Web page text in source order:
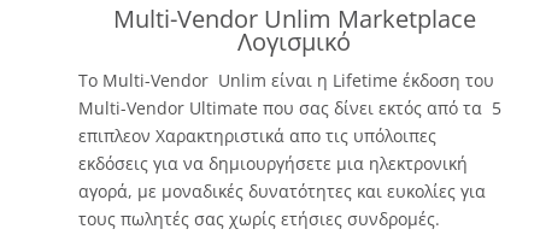
Multi-Vendor Unlim Marketplace
Λογισμικό
Το Multi-Vendor Unlim είναι η Lifetime έκδοση του
Multi-Vendor Ultimate που σας δίνει εκτός από τα 5
επιπλεον Χαρακτηριστικά απο τις υπόλοιπες
εκδόσεις για να δημιουργήσετε μια ηλεκτρονική
αγορά, με μοναδικές δυνατότητες και ευκολίες για
τους πωλητές σας χωρίς ετήσιες συνδρομές.